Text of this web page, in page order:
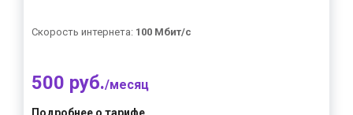
Скорость интернета: 100 Мбит/с
500 руб./месяц